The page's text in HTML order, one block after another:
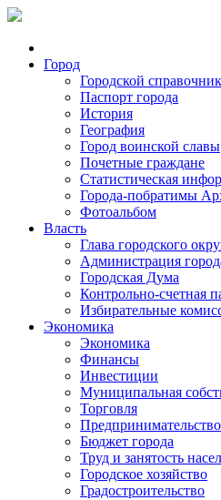
Город
Городской справочник
Паспорт города
История
География
Город воинской славы
Почетные граждане
Статистическая
Города-побратимы
Фотоальбом
Власть
Глава городского
Администрация
Городская Дума
Контрольно-счетная
Избирательные
Экономика
Экономика
Финансы
Инвестиции
Муниципальная
Торговля
Предпринимательство
Бюджет города
Труд и занятость
Городское хозяйство
Градостроительство